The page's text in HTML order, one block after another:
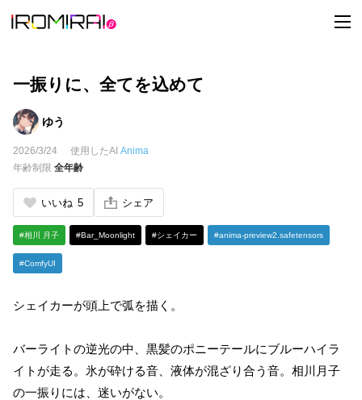
t
o
一振りに、全てを込めて
ゆう
2026/3/24 使用したAI Anima
年齢制限 全年齢
いいね 5 シェア
#相川 月子 #Bar_Moonlight #シェイカー #anima-preview2.safetensors
#ComfyUI
シェイカーが頭上で弧を描く。
バーライトの逆光の中、黒髪のポニーテールにブルーハイラ
イトが走る。氷が砕ける音、液体が混ざり合う音。相川月子
の一振りには、迷いがない。